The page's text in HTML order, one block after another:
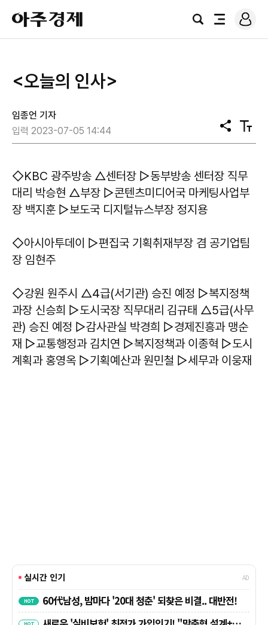
아
주
경
검
전
로
그
<오늘의 인사>
임종언 기자
입력 2023-07-05 14:44
공
유
텍
스
기
◇KBC 광주방송 △센터장 ▷동부방송 센터장 직무
대리 박승현 △부장 ▷콘텐츠미디어국 마케팅사업부
장 백지훈 ▷보도국 디지털뉴스부장 정지용
◇아시아투데이 ▷편집국 기획취재부장 겸 공기업팀
장 임현주
◇강원 원주시 △4급(서기관) 승진 예정 ▷복지정책
과장 신승희 ▷도시국장 직무대리 김규태 △5급(사무
관) 승진 예정 ▷감사관실 박경희 ▷경제진흥과 맹순
재 ▷교통행정과 김치연 ▷복지정책과 이종혁 ▷도시
계획과 홍영옥 ▷기획예산과 원민철 ▷세무과 이웅재